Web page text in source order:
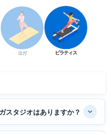
ヨガ ピラティス
スタジオはありますか？